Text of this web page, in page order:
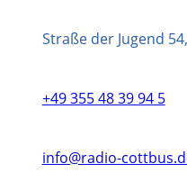
Straße der Jugend
+49 355 48 39 94 5
info@radio-